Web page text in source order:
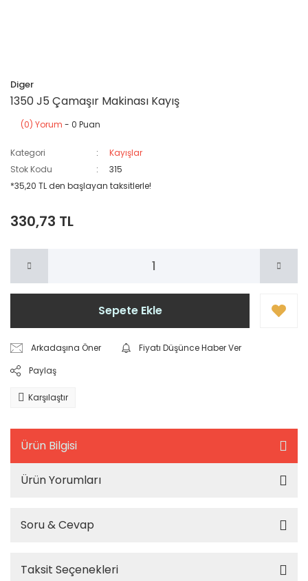
Diger
1350 J5 Çamaşır Makinası Kayış
(0) Yorum - 0 Puan
Kategori
Kayışlar
Stok Kodu
315
*35,20 TL den başlayan taksitlerle!
330,73 TL
Sepete Ekle
Arkadaşına Öner
Fiyatı Düşünce Haber Ver
Paylaş
Karşılaştır
Ürün Bilgisi
Ürün Yorumları
Soru & Cevap
Taksit Seçenekleri